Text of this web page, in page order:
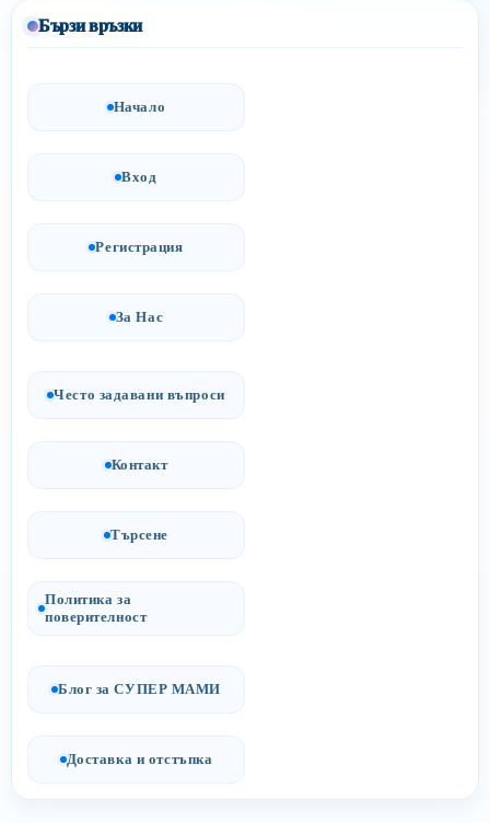
Бързи връзки
Начало
Вход
Регистрация
За Нас
Често задавани въпроси
Контакт
Търсене
Политика за
поверителност
Блог за СУПЕР МАМИ
Доставка и отстъпка